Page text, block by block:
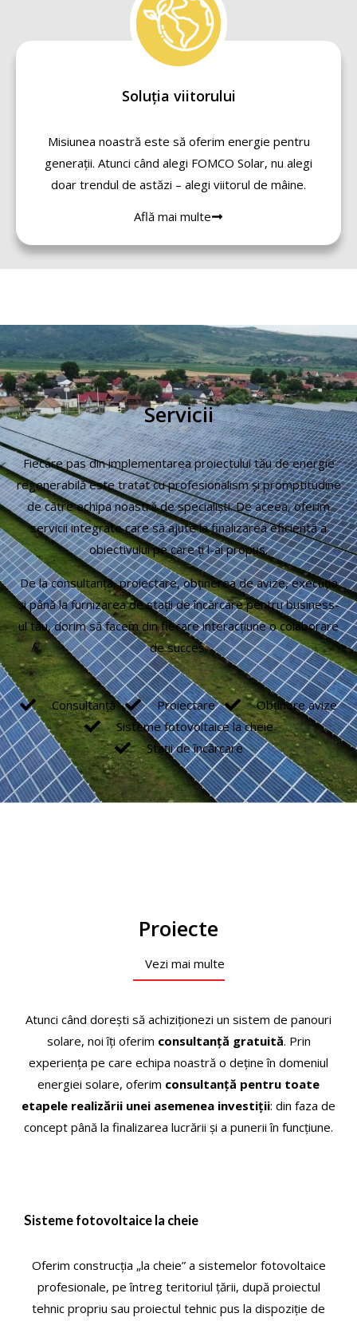
Soluția viitorului
Misiunea noastră este să oferim energie pentru
generații. Atunci când alegi FOMCO Solar, nu alegi
doar trendul de astăzi – alegi viitorul de mâine.
Află mai multe
Servicii
Fiecare pas din implementarea proiectului tău de energie
regenerabilă este tratat cu profesionalism și promptitudine
de către echipa noastră de specialiști. De aceea, oferim
servicii integrate care să ajute la finalizarea eficientă a
obiectivului pe care ți l-ai propus.
De la consultanță, proiectare, obținerea de avize, execuție
și până la furnizarea de stații de încărcare pentru business-
ul tău, dorim să facem din fiecare interacțiune o colaborare
de succes.
Consultanță Proiectare
Obținere avize
Sisteme fotovoltaice la cheie
Stații de încărcare
Proiecte
Vezi mai multe
Atunci când dorești să achiziționezi un sistem de panouri
solare, noi îți oferim consultanță gratuită. Prin
experiența pe care echipa noastră o deține în domeniul
energiei solare, oferim consultanţă pentru toate
etapele realizării unei asemenea investiţii: din faza de
concept până la finalizarea lucrării şi a punerii în funcţiune.
Sisteme fotovoltaice la cheie
Oferim construcţia „la cheie” a sistemelor fotovoltaice
profesionale, pe întreg teritoriul ţării, după proiectul
tehnic propriu sau proiectul tehnic pus la dispoziţie de